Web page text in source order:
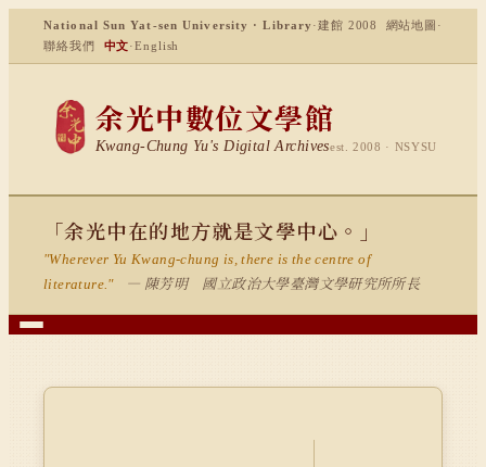
National Sun Yat-sen University · Library ·建館 2008 網站地圖 ·
聯絡我們
中文·English
余光中數位文學館
Kwang-Chung Yu's Digital Archivesest. 2008 · NSYSU
「余光中在的地方就是文學中心。」
"Wherever Yu Kwang-chung is, there is the centre of
literature."
— 陳芳明 國立政治大學臺灣文學研究所所長